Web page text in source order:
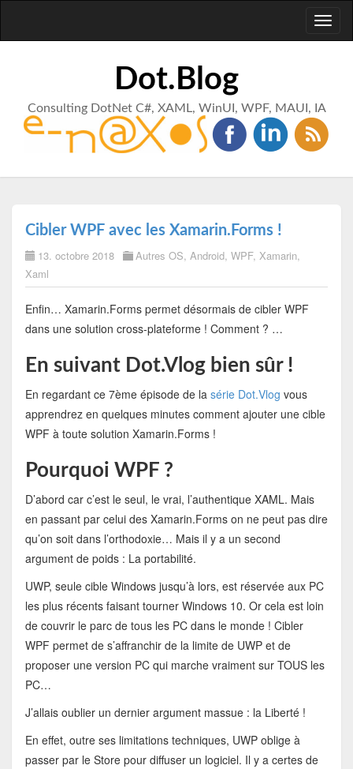
Dot.Blog
Consulting DotNet C#, XAML, WinUI, WPF, MAUI, IA
Cibler WPF avec les Xamarin.Forms !
13. octobre 2018 Autres OS, Android, WPF, Xamarin,
Xaml
Enfin… Xamarin.Forms permet désormais de cibler WPF
dans une solution cross-plateforme ! Comment ? …
En suivant Dot.Vlog bien sûr !
En regardant ce 7ème épisode de la série Dot.Vlog vous
apprendrez en quelques minutes comment ajouter une cible
WPF à toute solution Xamarin.Forms !
Pourquoi WPF ?
D’abord car c’est le seul, le vrai, l’authentique XAML. Mais
en passant par celui des Xamarin.Forms on ne peut pas dire
qu’on soit dans l’orthodoxie… Mais il y a un second
argument de poids : La portabilité.
UWP, seule cible Windows jusqu’à lors, est réservée aux PC
les plus récents faisant tourner Windows 10. Or cela est loin
de couvrir le parc de tous les PC dans le monde ! Cibler
WPF permet de s’affranchir de la limite de UWP et de
proposer une version PC qui marche vraiment sur TOUS les
PC…
J’allais oublier un dernier argument massue : la Liberté !
En effet, outre ses limitations techniques, UWP oblige à
passer par le Store pour diffuser un logiciel. Il y a certes de